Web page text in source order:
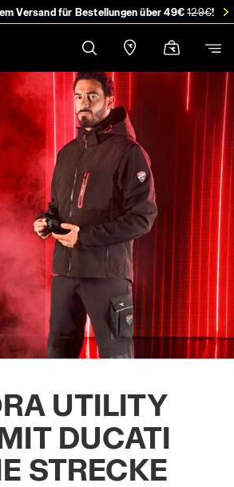
Versand für Bestellungen über 49€129€!
UTILITY
DUCATI
STRECKE